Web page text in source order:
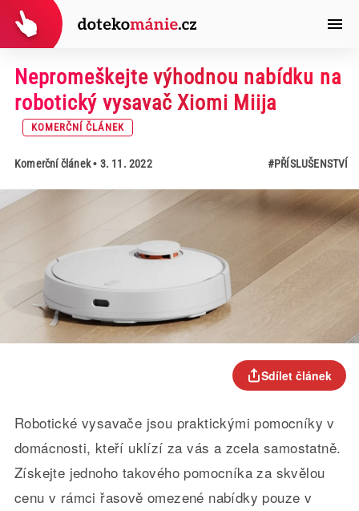
Nepromeškejte výhodnou nabídku na
robotický vysavač Xiomi Miija
KOMERČNÍ ČLÁNEK
Komerční článek• 3. 11. 2022 #PŘÍSLUŠENSTVÍ
Sdílet článek
Robotické vysavače jsou praktickými pomocníky v
domácnosti, kteří uklízí za vás a zcela samostatně.
Získejte jednoho takového pomocníka za skvělou
cenu v rámci řasově omezené nabídky pouze v